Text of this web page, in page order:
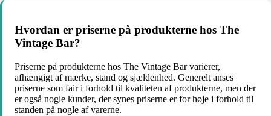
Hvordan er priserne på produkterne hos The
Vintage Bar?
Priserne på produkterne hos The Vintage Bar varierer,
afhængigt af mærke, stand og sjældenhed. Generelt anses
priserne som fair i forhold til kvaliteten af produkterne, men der
er også nogle kunder, der synes priserne er for høje i forhold til
standen på nogle af varerne.